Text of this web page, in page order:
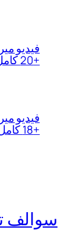
فيديو
+20 كامل بجودة عالية
فيديو
+18 كامل بدون تغبيش
سوالف